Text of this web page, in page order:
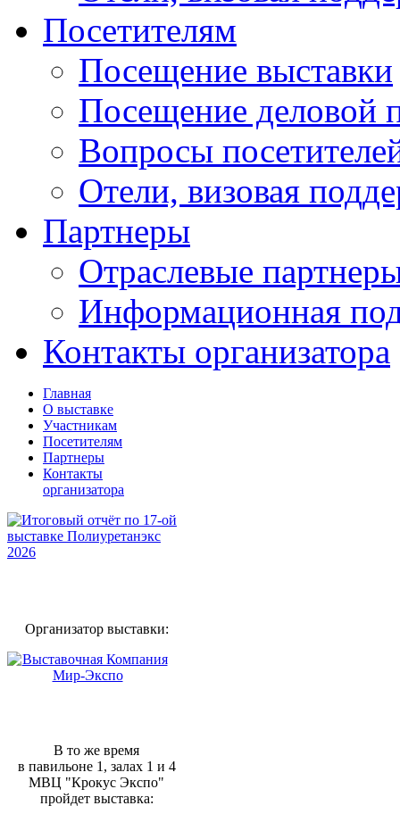
Посетителям
Посещение выставки
Посещение деловой
Вопросы
Отели, визовая
Партнеры
Отраслевые
Информационная
Контакты организатора
Главная
О выставке
Участникам
Посетителям
Партнеры
Контакты
организатора
Организатор выставки:
В то же время
в павильоне 1, залах 1 и 4
МВЦ "Крокус Экспо"
пройдет выставка: